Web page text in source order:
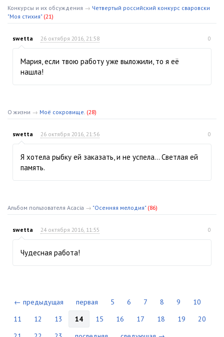
Конкурсы и их обсуждения → Четвертый российский конкурс сваровски
"Моя стихия" (21)
swetta 26 октября 2016, 21:58 0
Мария, если твою работу уже выложили, то я её
нашла!
О жизни → Моё сокровище. (28)
swetta 26 октября 2016, 21:56 0
Я хотела рыбку ей заказать, и не успела… Светлая ей
память.
Альбом пользователя Acacia → "Осенняя мелодия" (86)
swetta 24 октября 2016, 11:55 0
Чудесная работа!
← предыдущая первая 5 6 7 8 9
10
11
12 13 14 15 16 17 18 19
20